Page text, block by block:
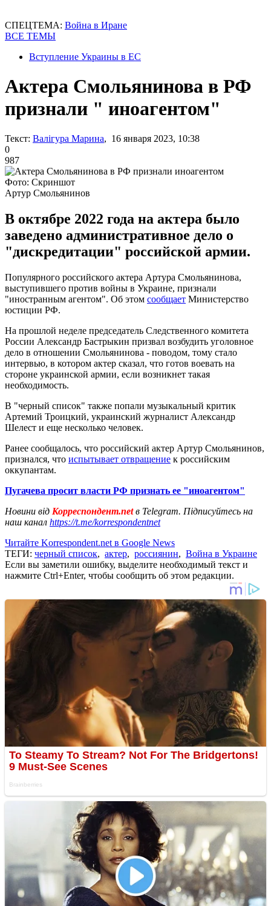
СПЕЦТЕМА: Война в Иране
ВСЕ ТЕМЫ
Вступление Украины в ЕС
Актера Смольянинова в РФ
признали " иноагентом"
Текст: Валігура Марина, 16 января 2023, 10:38
0
987
Фото: Скриншот
Артур Смольянинов
В октябре 2022 года на актера было
заведено административное дело о
"дискредитации" российской армии.
Популярного российского актера Артура Смольянинова,
выступившего против войны в Украине, признали
"иностранным агентом". Об этом сообщает Министерство
юстиции РФ.
На прошлой неделе председатель Следственного комитета
России Александр Бастрыкин призвал возбудить уголовное
дело в отношении Смольянинова - поводом, тому стало
интервью, в котором актер сказал, что готов воевать на
стороне украинской армии, если возникнет такая
необходимость.
В "черный список" также попали музыкальный критик
Артемий Троицкий, украинский журналист Александр
Шелест и еще несколько человек.
Ранее сообщалось, что российский актер Артур Смольянинов,
признался, что испытывает отвращение к российским
оккупантам.
Пугачева просит власти РФ признать ее "иноагентом"
Новини від Корреспондент.netв Telegram. Підписуйтесь на
наш канал https://t.me/korrespondentnet
Читайте Korrespondent.net в Google News
ТЕГИ: черный список, актер, россиянин, Война в Украине
Если вы заметили ошибку, выделите необходимый текст и
нажмите Ctrl+Enter, чтобы сообщить об этом редакции.